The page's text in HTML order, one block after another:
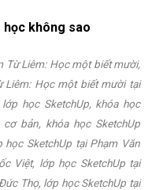
không sao
Từ Liêm: Học một biết mười,
Liêm: Học một biết mười tại
học SketchUp, khóa học
bản, khóa học SketchUp
họcSketchUp tại Phạm Văn
Việt, lớp học SketchUp tại
Thọ, lớp học SketchUp tại